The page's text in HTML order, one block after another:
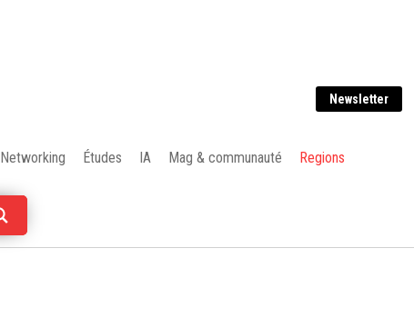
Newsletter
Networking Études IA Mag & communauté Regions